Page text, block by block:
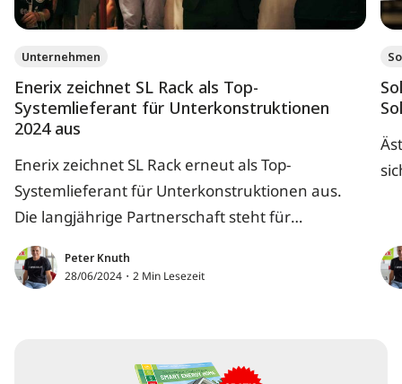
Unternehmen
Enerix zeichnet SL Rack als Top-
Systemlieferant für Unterkonstruktionen
2024 aus
Enerix zeichnet SL Rack erneut als Top-
Systemlieferant für Unterkonstruktionen aus.
Die langjährige Partnerschaft steht für
Fortschritt und Qualität.
Peter Knuth
28/06/2024・2 Min Lesezeit